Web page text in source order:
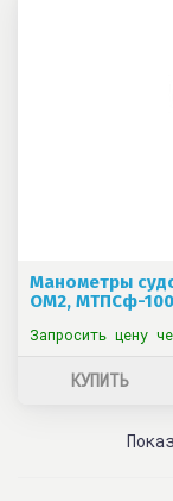
Манометры
ОМ2, МТПСф-
Запросить цену
КУПИТЬ